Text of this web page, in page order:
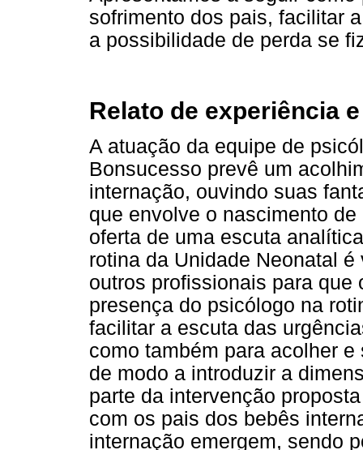
sofrimento dos pais, facilitar
a possibilidade de perda se
Relato de experiência
A atuação da equipe de
Bonsucesso prevê um
internação, ouvindo suas
que envolve o nascimento
oferta de uma escuta
rotina da Unidade Neonatal
outros profissionais para que
presença do psicólogo na
facilitar a escuta das
como também para acolher
de modo a introduzir a
parte da intervenção
com os pais dos bebês
internação emergem, sendo